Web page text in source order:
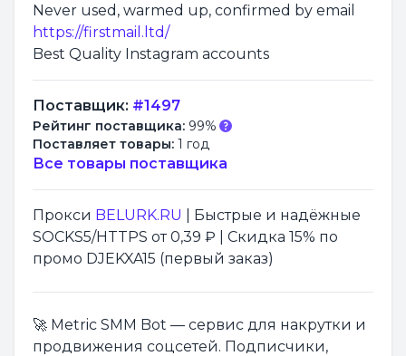
Never used, warmed up, confirmed by email
https://firstmail.ltd/
Best Quality Instagram accounts
Поставщик: #1497
Рейтинг поставщика: 99%
Поставляет товары: 1 год
Все товары поставщика
Прокси BELURK.RU
| Быстрые и надёжные
SOCKS5/HTTPS от 0,39 ₽ | Скидка 15% по
промо DJEKXA15 (первый заказ)
🚀 Metric SMM Bot — сервис для накрутки и
продвижения соцсетей. Подписчики,